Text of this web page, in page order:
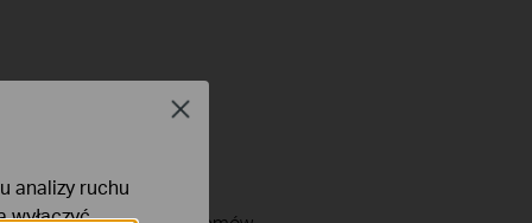
analizy ruchu
Close